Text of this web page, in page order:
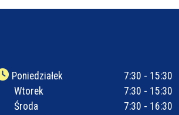
Poniedziałek
7:30 - 15:30
Wtorek
7:30 - 15:30
Środa
7:30 - 16:30